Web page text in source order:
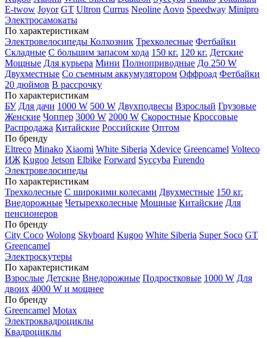
E-twow Joyor GT Ultron Currus Neoline Aovo Speedway Minipro
Электросамокаты
По характеристикам
Электровелосипеды Колхозник Трехколесные Фетбайки
Складные С большим запасом хода 150 кг. 120 кг. Детские
Мощные Для курьера Мини Полноприводные До 250 W
Двухместные Со съемным аккумулятором Оффроад Фетбайки
20 дюймов В рассрочку
По характеристикам
БУ Для дачи 1000 W 500 W Двухподвесы Взрослый Грузовые
Женские Чоппер 3000 W 2000 W Скоростные Кроссовые
Распродажа Китайские Российские Оптом
По бренду
Eltreco Minako Xiaomi White Siberia Xdevice Greencamel Volteco
ИЖ Kugoo Jetson Elbike Forward Syccyba Furendo
Электровелосипеды
По характеристикам
Трехколесные С широкими колесами Двухместные 150 кг.
Внедорожные Четырехколесные Мощные Китайские Для
пенсионеров
По бренду
City Coco Wolong Skyboard Kugoo White Siberia Super Soco GT
Greencamel
Электроскутеры
По характеристикам
Взрослые Детские Внедорожные Подростковые 1000 W Для
двоих 4000 W и мощнее
По бренду
Greencamel Motax
Электроквадроциклы
Квадроциклы